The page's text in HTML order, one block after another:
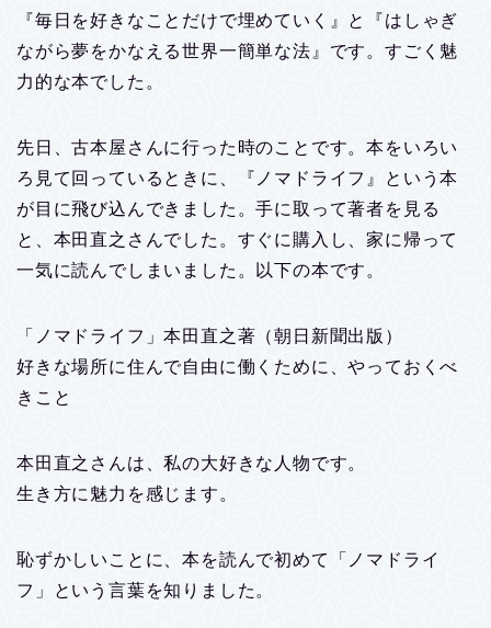
『毎日を好きなことだけで埋めていく』と『はしゃぎ
ながら夢をかなえる世界一簡単な法』です。すごく魅
力的な本でした。
先日、古本屋さんに行った時のことです。本をいろい
ろ見て回っているときに、『ノマドライフ』という本
が目に飛び込んできました。手に取って著者を見る
と、本田直之さんでした。すぐに購入し、家に帰って
一気に読んでしまいました。以下の本です。
「ノマドライフ」本田直之著（朝日新聞出版）
好きな場所に住んで自由に働くために、やっておくべ
きこと
本田直之さんは、私の大好きな人物です。
生き方に魅力を感じます。
恥ずかしいことに、本を読んで初めて「ノマドライ
フ」という言葉を知りました。